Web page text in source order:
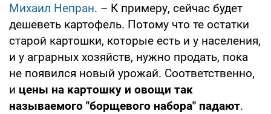
Михаил Непран. – К примеру, сейчас будет
дешеветь картофель. Потому что те остатки
старой картошки, которые есть и у населения,
и у аграрных хозяйств, нужно продать, пока
не появился новый урожай. Соответственно,
и цены на картошку и овощи так
называемого "борщевого набора" падают.